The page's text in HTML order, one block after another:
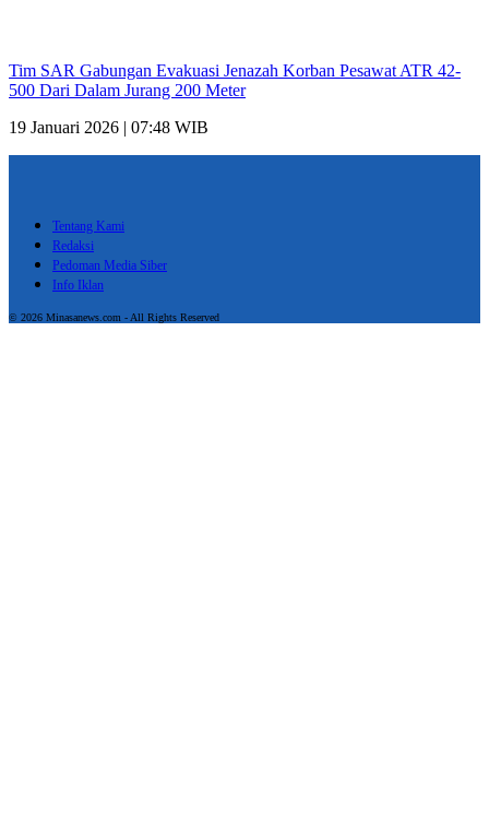
Tim SAR Gabungan Evakuasi Jenazah Korban Pesawat ATR 42-
500 Dari Dalam Jurang 200 Meter
19 Januari 2026 | 07:48 WIB
Tentang Kami
Redaksi
Pedoman Media Siber
Info Iklan
© 2026 Minasanews.com - All Rights Reserved